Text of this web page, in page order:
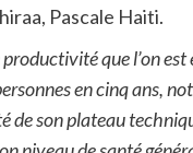
Pascale Haiti.
que l’on est
en cinq ans,
de son plateau